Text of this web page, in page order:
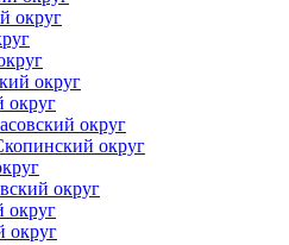
округ
округ
округ
округ
округ
округ
округ
округ